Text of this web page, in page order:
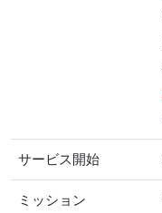
サービス開始
ミッション